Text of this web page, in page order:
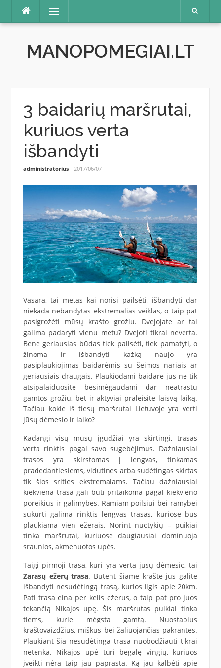
content
Menu
MANOPOMEGIAI.LT
3 baidarių maršrutai,
kuriuos verta
išbandyti
administratorius 2017/06/07
Vasara, tai metas kai norisi pailsėti, išbandyti dar
niekada nebandytas ekstremalias veiklas, o taip pat
pasigrožėti mūsų krašto grožiu. Dvejojate ar tai
galima padaryti vienu metu? Dvejoti tikrai neverta.
Bene geriausias būdas tiek pailsėti, tiek pamatyti, o
žinoma ir išbandyti kažką naujo yra
pasiplaukiojimas baidarėmis su šeimos nariais ar
geriausiais draugais. Plaukiodami baidare jūs ne tik
atsipalaiduosite besimėgaudami dar neatrastu
gamtos grožiu, bet ir aktyviai praleisite laisvą laiką.
Tačiau kokie iš tiesų maršrutai Lietuvoje yra verti
jūsų dėmesio ir laiko?
Kadangi visų mūsų įgūdžiai yra skirtingi, trasas
verta rinktis pagal savo sugebėjimus. Dažniausiai
trasos yra skirstomas į lengvas, tinkamas
pradedantiesiems, vidutines arba sudėtingas skirtas
tik šios srities ekstremalams. Tačiau dažniausiai
kiekviena trasa gali būti pritaikoma pagal kiekvieno
poreikius ir galimybes. Ramiam poilsiui bei ramybei
sukurti galima rinktis lengvas trasas, kuriose bus
plaukiama vien ežerais. Norint nuotykių – puikiai
tinka maršrutai, kuriuose daugiausiai dominuoja
sraunios, akmenuotos upės.
Taigi pirmoji trasa, kuri yra verta jūsų dėmesio, tai
Zarasų ežerų trasa. Būtent šiame krašte jūs galite
išbandyti nesudėtingą trasą, kurios ilgis apie 20km.
Pati trasa eina per kelis ežerus, o taip pat pro juos
tekančią Nikajos upę. Šis maršrutas puikiai tinka
tiems, kurie mėgsta gamtą. Nuostabius
kraštovaizdžius, miškus bei žaliuojančias pakrantes.
Plaukiant šia nesudėtinga trasa nuobodžiauti tikrai
netenka. Nikajos upė turi begalę vingių, kuriuos
įveikti nėra taip jau paprasta. Ką jau kalbėti apie